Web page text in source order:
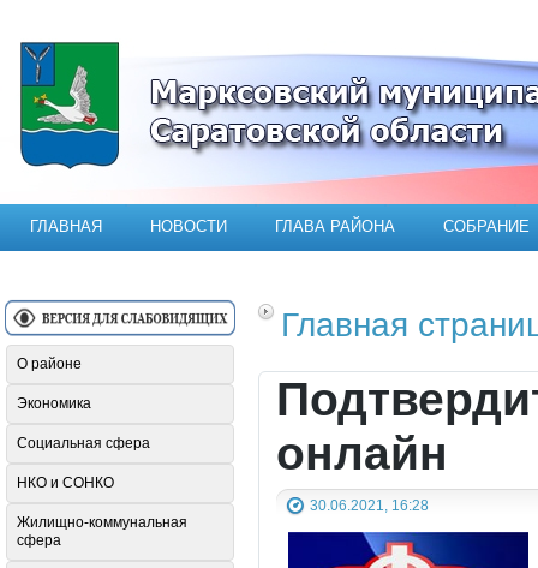
Официальный сайт Марксовского
ГЛАВНАЯ НОВОСТИ ГЛАВА РАЙОНА СОБРАНИЕ
Главная
онлайн
30.06.2021, 16:28
О районе
Экономика
Социальная сфера
НКО и СОНКО
Жилищно-коммунальная
сфера